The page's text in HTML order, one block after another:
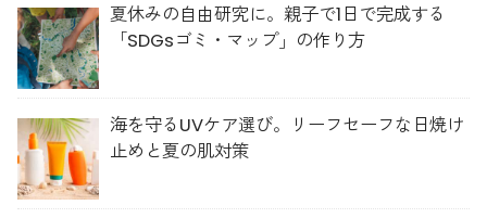
夏休みの自由研究に。親子で1日で完成する
「SDGsゴミ・マップ」の作り方
海を守るUVケア選び。リーフセーフな日焼け
止めと夏の肌対策